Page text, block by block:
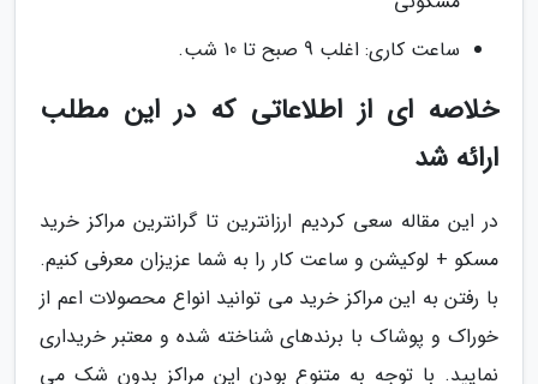
ساعت کاری: اغلب 9 صبح تا 10 شب.
خلاصه ای از اطلاعاتی که در این مطلب
ارائه شد
در این مقاله سعی کردیم ارزانترین تا گرانترین مراکز خرید
مسکو + لوکیشن و ساعت کار را به شما عزیزان معرفی کنیم.
با رفتن به این مراکز خرید می توانید انواع محصولات اعم از
خوراک و پوشاک با برندهای شناخته شده و معتبر خریداری
نمایید. با توجه به متنوع بودن این مراکز بدون شک می